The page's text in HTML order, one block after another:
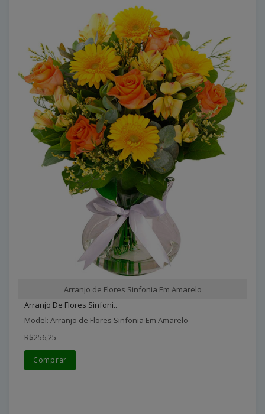
Arranjo de Flores Sinfonia Em Amarelo
Arranjo De Flores Sinfoni..
Model: Arranjo de Flores Sinfonia Em Amarelo
R$256,25
Comprar